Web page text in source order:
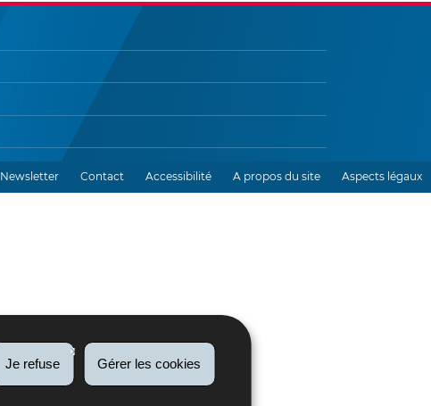
Je refuse Gérer les cookies
Newsletter Contact Accessibilité A propos du site Aspects légaux